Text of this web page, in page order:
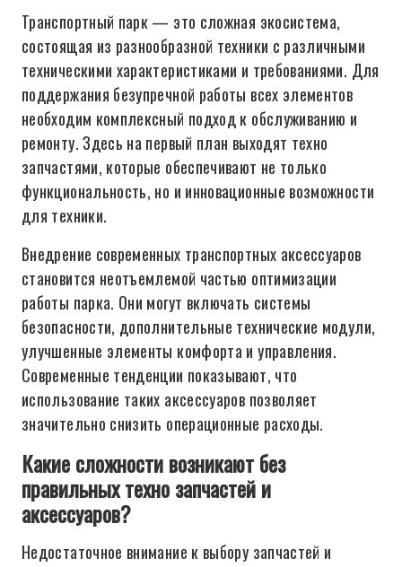
Транспортный парк — это сложная экосистема,
состоящая из разнообразной техники с различными
техническими характеристиками и требованиями. Для
поддержания безупречной работы всех элементов
необходим комплексный подход к обслуживанию и
ремонту. Здесь на первый план выходят техно
запчастями, которые обеспечивают не только
функциональность, но и инновационные возможности
для техники.
Внедрение современных транспортных аксессуаров
становится неотъемлемой частью оптимизации
работы парка. Они могут включать системы
безопасности, дополнительные технические модули,
улучшенные элементы комфорта и управления.
Современные тенденции показывают, что
использование таких аксессуаров позволяет
значительно снизить операционные расходы.
Какие сложности возникают без
правильных техно запчастей и
аксессуаров?
Недостаточное внимание к выбору запчастей и